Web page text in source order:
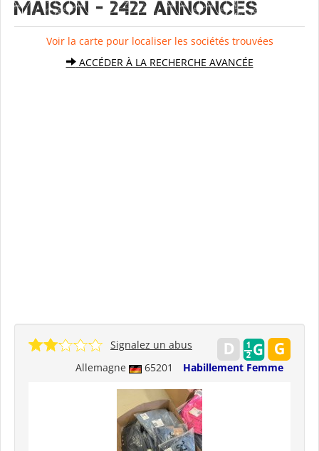
MAISON - 2422 Annonces
Voir la carte pour localiser les sociétés trouvées
ACCÉDER À LA RECHERCHE AVANCÉE
Allemagne 65201 Habillement Femme
Signalez un abus